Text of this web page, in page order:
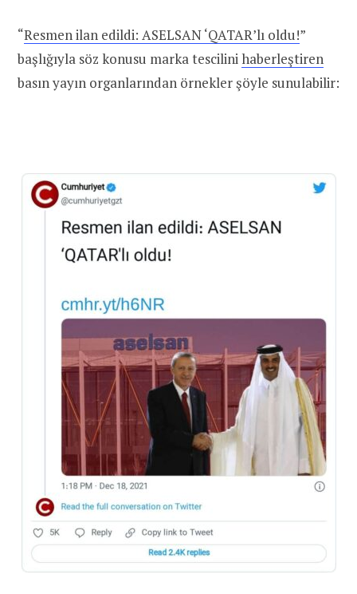
“Resmen ilan edildi: ASELSAN ‘QATAR’lı oldu!”
başlığıyla söz konusu marka tescilinihaberleştiren
basın yayın organlarından örnekler şöyle sunulabilir: